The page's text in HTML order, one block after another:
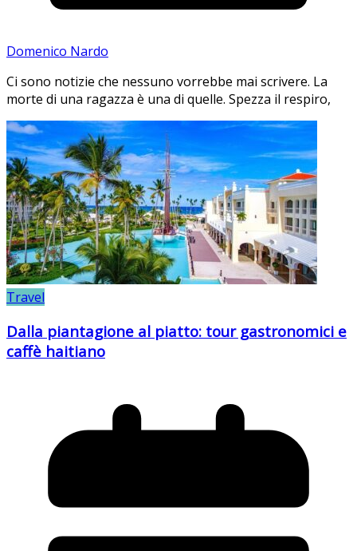
Domenico Nardo
Ci sono notizie che nessuno vorrebbe mai scrivere. La
morte di una ragazza è una di quelle. Spezza il respiro,
Travel
Dalla piantagione al piatto: tour gastronomici e
caffè haitiano